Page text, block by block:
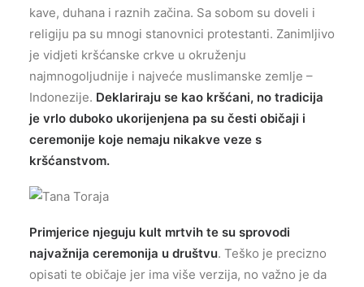
kave, duhana i raznih začina. Sa sobom su doveli i
religiju pa su mnogi stanovnici protestanti. Zanimljivo
je vidjeti kršćanske crkve u okruženju
najmnogoljudnije i najveće muslimanske zemlje –
Indonezije. Deklariraju se kao kršćani, no tradicija
je vrlo duboko ukorijenjena pa su česti običaji i
ceremonije koje nemaju nikakve veze s
kršćanstvom.
Primjerice njeguju kult mrtvih te su sprovodi
najvažnija ceremonija u društvu. Teško je precizno
opisati te običaje jer ima više verzija, no važno je da